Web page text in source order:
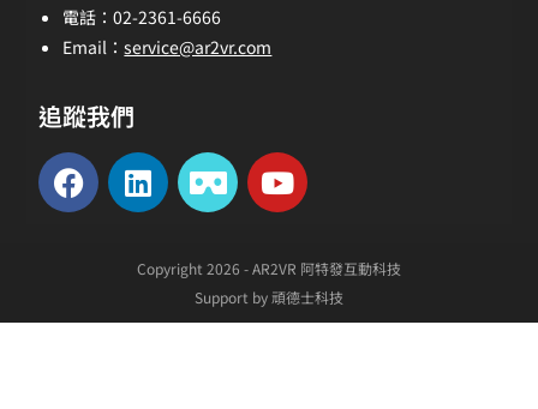
電話：02-2361-6666
Email：service@ar2vr.com
追蹤我們
Copyright 2026 - AR2VR 阿特發互動科技
Support by 頑德士科技